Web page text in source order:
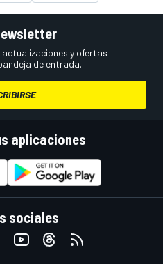
y ofertas
de entrada.
aplicaciones
sociales